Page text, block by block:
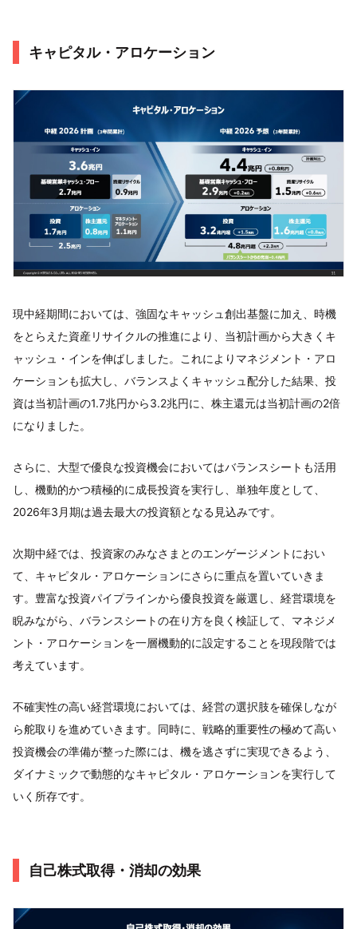
キャピタル・アロケーション
現中経期間においては、強固なキャッシュ創出基盤に加え、時機
をとらえた資産リサイクルの推進により、当初計画から大きくキ
ャッシュ・インを伸ばしました。これによりマネジメント・アロ
ケーションも拡大し、バランスよくキャッシュ配分した結果、投
資は当初計画の1.7兆円から3.2兆円に、株主還元は当初計画の2倍
になりました。
さらに、大型で優良な投資機会においてはバランスシートも活用
し、機動的かつ積極的に成長投資を実行し、単独年度として、
2026年3月期は過去最大の投資額となる見込みです。
次期中経では、投資家のみなさまとのエンゲージメントにおい
て、キャピタル・アロケーションにさらに重点を置いていきま
す。豊富な投資パイプラインから優良投資を厳選し、経営環境を
睨みながら、バランスシートの在り方を良く検証して、マネジメ
ント・アロケーションを一層機動的に設定することを現段階では
考えています。
不確実性の高い経営環境においては、経営の選択肢を確保しなが
ら舵取りを進めていきます。同時に、戦略的重要性の極めて高い
投資機会の準備が整った際には、機を逃さずに実現できるよう、
ダイナミックで動態的なキャピタル・アロケーションを実行して
いく所存です。
自己株式取得・消却の効果